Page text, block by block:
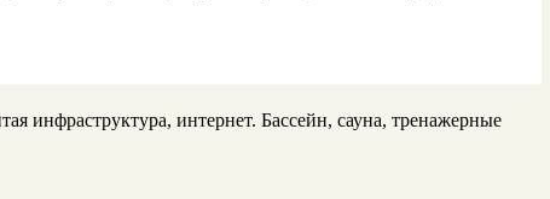
инфраструктура, интернет. Бассейн, сауна, тренажерные